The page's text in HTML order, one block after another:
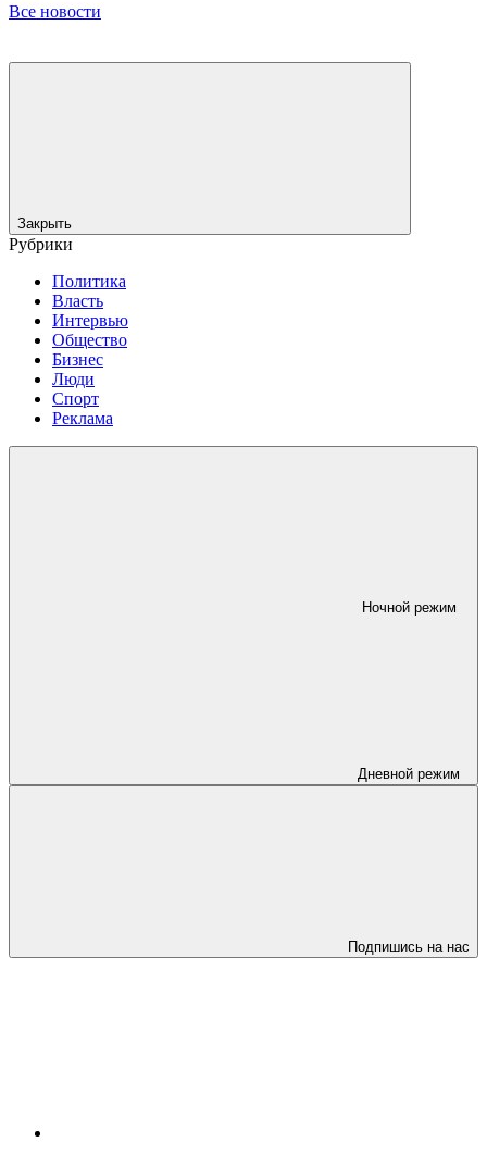
Все новости
Закрыть
Рубрики
Политика
Власть
Интервью
Общество
Бизнес
Люди
Спорт
Реклама
Ночной режим
Дневной режим
Подпишись на нас